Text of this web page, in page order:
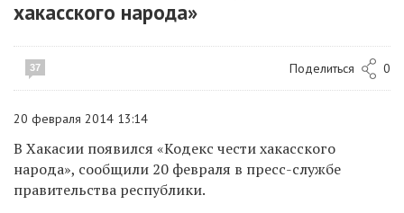
хакасского народа»
37 Поделиться 0
20 февраля 2014 13:14
В Хакасии появился «Кодекс чести хакасского
народа», сообщили 20 февраля в пресс-службе
правительства республики.